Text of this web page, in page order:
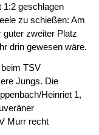
1:2 geschlagen
zu schießen: Am
guter zweiter Platz
drin gewesen wäre.
TSV
Jungs. Die
Heinriet 1,
Murr recht